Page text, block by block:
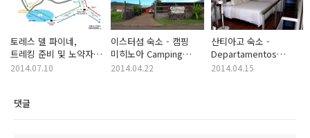
토레스 델 파이네,
트레킹 준비 및 노약자?
코스 (Torres Del
2014.07.10
이스터섬 숙소 - 캠핑
미히노아 Camping
Mihinoa (Easter
2014.04.22
산티아고 숙소 -
Departamentos
Amoblados Centro
2014.04.15
댓글